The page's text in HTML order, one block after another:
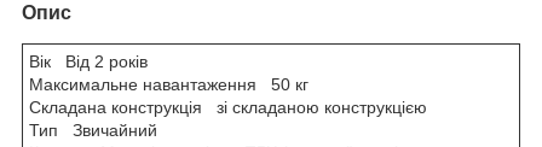
Опис
Вік Від 2 років
Максимальне навантаження 50 кг
Складана конструкція зі складаною конструкцією
Тип Звичайний